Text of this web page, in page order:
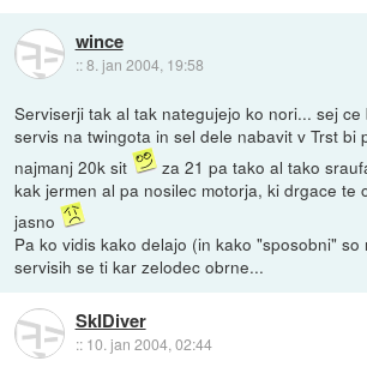
wince
::8. jan 2004, 19:58
Serviserji tak al tak nategujejo ko nori... sej
servis na twingota in sel dele nabavit v Trst bi
najmanj 20k sit
za 21 pa tako al tako
kak jermen al pa nosilec motorja, ki drgace te
jasno
Pa ko vidis kako delajo (in kako "sposobni"
servisih se ti kar zelodec obrne...
SkIDiver
:: 10. jan 2004, 02:44